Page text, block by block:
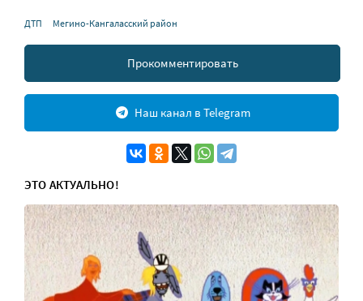
ДТП Мегино-Кангаласский район
Прокомментировать
Наш канал в Telegram
ЭТО АКТУАЛЬНО!